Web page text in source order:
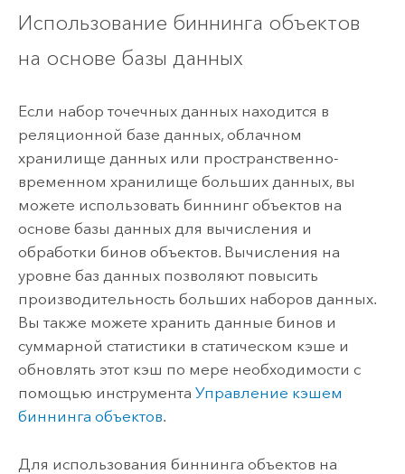
Использование биннинга объектов
на основе базы данных
Если набор точечных данных находится в
реляционной базе данных, облачном
хранилище данных или пространственно-
временном хранилище больших данных, вы
можете использовать биннинг объектов на
основе базы данных для вычисления и
обработки бинов объектов. Вычисления на
уровне баз данных позволяют повысить
производительность больших наборов данных.
Вы также можете хранить данные бинов и
суммарной статистики в статическом кэше и
обновлять этот кэш по мере необходимости с
помощью инструмента Управление кэшем
биннинга объектов.
Для использования биннинга объектов на